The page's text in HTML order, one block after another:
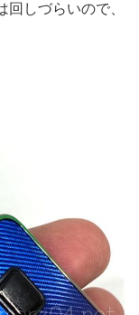
しづらいので、